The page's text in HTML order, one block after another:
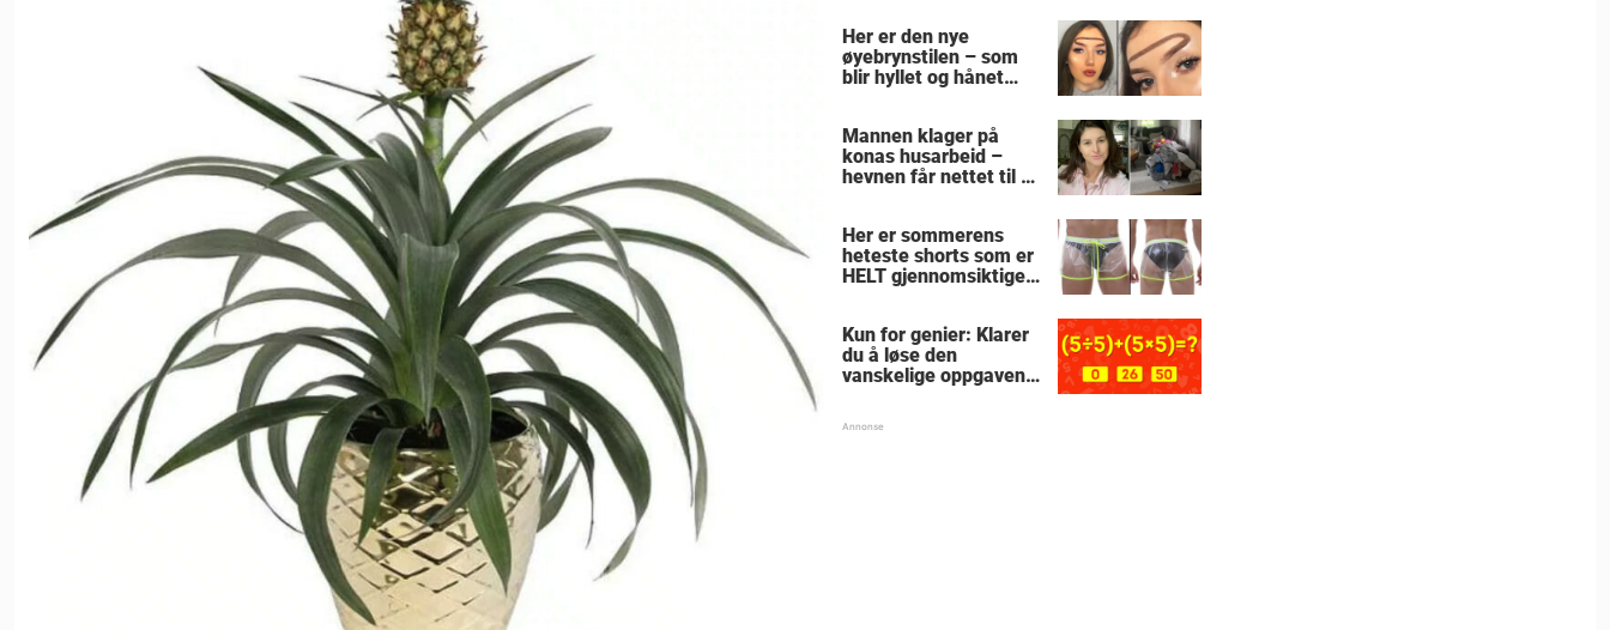
Her er den nye
øyebrynstilen – som
blir hyllet og hånet
Mannen klager på
konas husarbeid –
hevnen får nettet til å
Her er sommerens
heteste shorts som er
HELT gjennomsiktige
Kun for genier: Klarer
du å løse den
vanskelige oppgaven